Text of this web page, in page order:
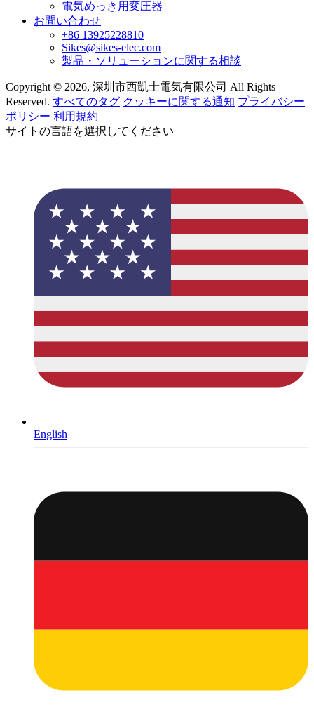
電気めっき用変圧器
お問い合わせ
+86 13925228810
Sikes@sikes-elec.com
製品・ソリューションに関する相談
Copyright © 2026, 深圳市西凱士電気有限公司 All Rights
Reserved. すべてのタグ クッキーに関する通知 プライバシー
ポリシー 利用規約
サイトの言語を選択してください
English